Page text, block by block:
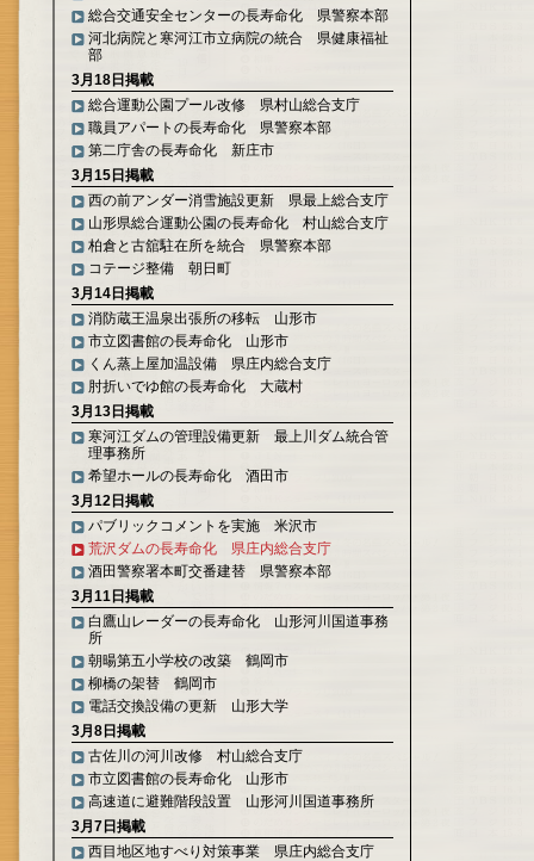
総合交通安全センターの長寿命化 県警察本部
河北病院と寒河江市立病院の統合 県健康福祉
部
3月18日掲載
総合運動公園プール改修 県村山総合支庁
職員アパートの長寿命化 県警察本部
第二庁舎の長寿命化 新庄市
3月15日掲載
西の前アンダー消雪施設更新 県最上総合支庁
山形県総合運動公園の長寿命化 村山総合支庁
柏倉と古舘駐在所を統合 県警察本部
コテージ整備 朝日町
3月14日掲載
消防蔵王温泉出張所の移転 山形市
市立図書館の長寿命化 山形市
くん蒸上屋加温設備 県庄内総合支庁
肘折いでゆ館の長寿命化 大蔵村
3月13日掲載
寒河江ダムの管理設備更新 最上川ダム統合管
理事務所
希望ホールの長寿命化 酒田市
3月12日掲載
パブリックコメントを実施 米沢市
荒沢ダムの長寿命化 県庄内総合支庁
酒田警察署本町交番建替 県警察本部
3月11日掲載
白鷹山レーダーの長寿命化 山形河川国道事務
所
朝暘第五小学校の改築 鶴岡市
柳橋の架替 鶴岡市
電話交換設備の更新 山形大学
3月8日掲載
古佐川の河川改修 村山総合支庁
市立図書館の長寿命化 山形市
高速道に避難階段設置 山形河川国道事務所
3月7日掲載
西目地区地すべり対策事業 県庄内総合支庁